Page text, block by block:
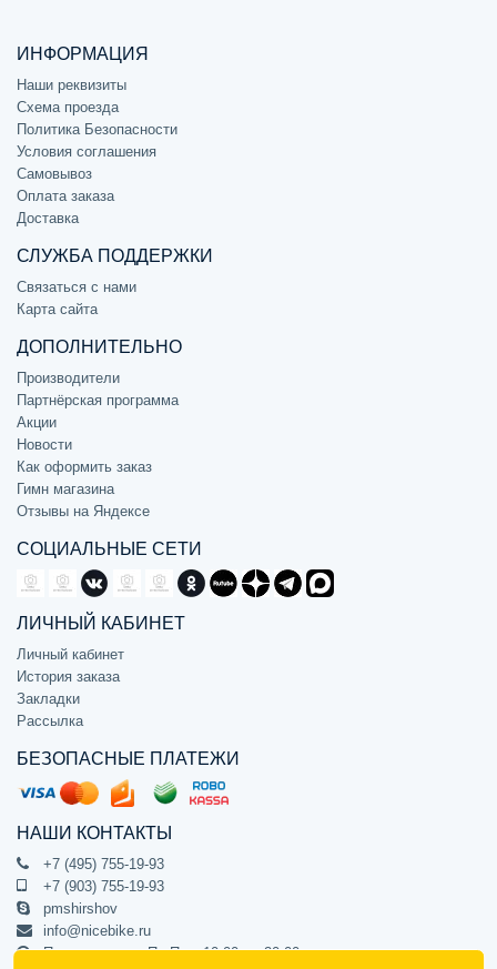
ИНФОРМАЦИЯ
Наши реквизиты
Схема проезда
Политика Безопасности
Условия соглашения
Самовывоз
Оплата заказа
Доставка
СЛУЖБА ПОДДЕРЖКИ
Связаться с нами
Карта сайта
ДОПОЛНИТЕЛЬНО
Производители
Партнёрская программа
Акции
Новости
Как оформить заказ
Гимн магазина
Отзывы на Яндексе
СОЦИАЛЬНЫЕ СЕТИ
ЛИЧНЫЙ КАБИНЕТ
Личный кабинет
История заказа
Закладки
Рассылка
БЕЗОПАСНЫЕ ПЛАТЕЖИ
НАШИ КОНТАКТЫ
+7 (495) 755-19-93
+7 (903) 755-19-93
pmshirshov
info@nicebike.ru
Прием звонков Пн-Пт с 10:00 до 20:00